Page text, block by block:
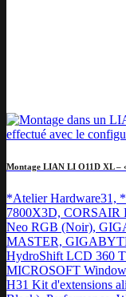
Montage LIAN LI O11D XL –
*Atelier Hardware31,
7800X3D, CORSAIR
Neo RGB (Noir),
MASTER,
HydroShift LCD 360
MICROSOFT
H31 Kit d'extensions